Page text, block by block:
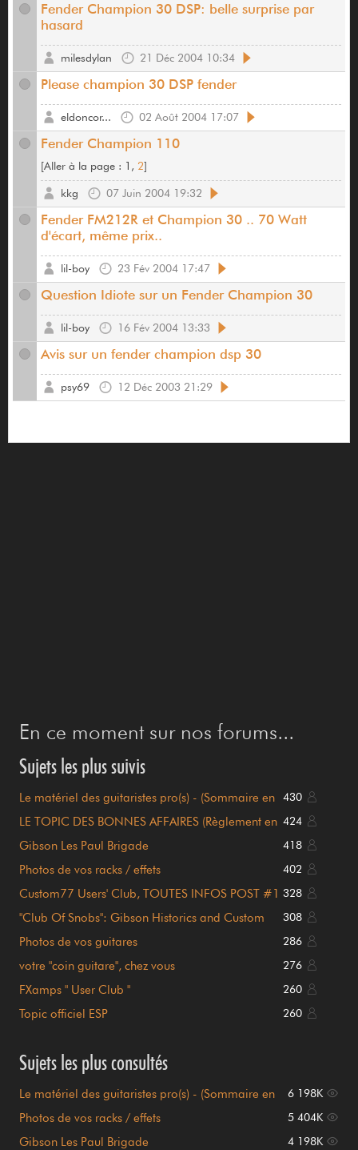
Fender Champion 30 DSP: belle surprise par
hasard
21 Déc 2004 10:34
milesdylan
Please champion 30 DSP fender
02 Août 2004 17:07
eldoncor...
Fender Champion 110
[Aller à la page : 1, 2]
07 Juin 2004 19:32
kkg
Fender FM212R et Champion 30 .. 70 Watt
d'écart, même prix..
23 Fév 2004 17:47
lil-boy
Question Idiote sur un Fender Champion 30
16 Fév 2004 13:33
lil-boy
Avis sur un fender champion dsp 30
12 Déc 2003 21:29
psy69
En ce moment sur nos forums...
Sujets les plus suivis
Le matériel des guitaristes pro(s) - (Sommaire en
430
LE TOPIC DES BONNES AFFAIRES (Règlement en 424
Gibson Les Paul Brigade 418
Photos de vos racks / effets 402
Custom77 Users' Club, TOUTES INFOS POST #1 328
"Club Of Snobs": Gibson Historics and Custom
308
Photos de vos guitares 286
votre "coin guitare", chez vous 276
FXamps " User Club " 260
Topic officiel ESP 260
Sujets les plus consultés
Le matériel des guitaristes pro(s) - (Sommaire en
6 198K
Photos de vos racks / effets 5 404K
Gibson Les Paul Brigade 4 198K